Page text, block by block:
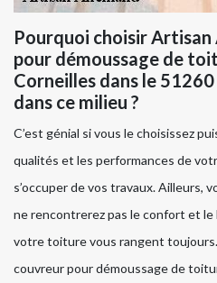
Pourquoi choisir
pour démoussage de
Corneilles dans le
dans ce milieu ?
C’est génial si vous le choisissez
qualités et les performances de
s’occuper de vos travaux. Ailleurs,
ne rencontrerez pas le confort et
votre toiture vous rangent
couvreur pour démoussage de